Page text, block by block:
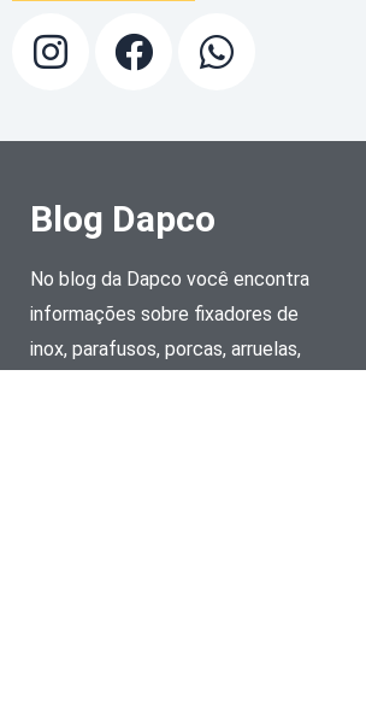
Blog Dapco
No blog da Dapco você encontra
informações sobre fixadores de
inox, parafusos, porcas, arruelas,